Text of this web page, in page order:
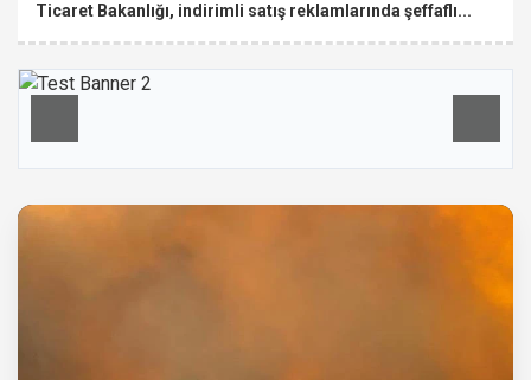
Ticaret Bakanlığı, indirimli satış reklamlarında şeffaflı...